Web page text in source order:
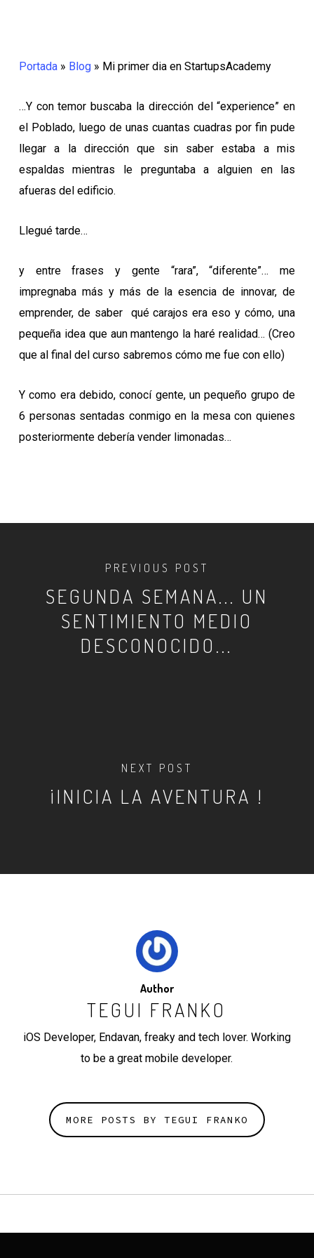
contentPortada» Blog» Mi primer dia en StartupsAcademy
…Y con temor buscaba la dirección del “experience” en
el Poblado, luego de unas cuantas cuadras por fin pude
llegar a la dirección que sin saber estaba a mis
espaldas mientras le preguntaba a alguien en las
afueras del edificio.
Llegué tarde…
y entre frases y gente “rara”, “diferente”… me
impregnaba más y más de la esencia de innovar, de
emprender, de saber qué carajos era eso y cómo, una
pequeña idea que aun mantengo la haré realidad… (Creo
que al final del curso sabremos cómo me fue con ello)
Y como era debido, conocí gente, un pequeño grupo de
6 personas sentadas conmigo en la mesa con quienes
posteriormente debería vender limonadas…
PREVIOUS POST
SEGUNDA SEMANA... UN
SENTIMIENTO MEDIO
DESCONOCIDO...
NEXT POST
¡INICIA LA AVENTURA !
Author
TEGUI FRANKO
iOS Developer, Endavan, freaky and tech lover. Working
to be a great mobile developer.
MORE POSTS BY TEGUI FRANKO